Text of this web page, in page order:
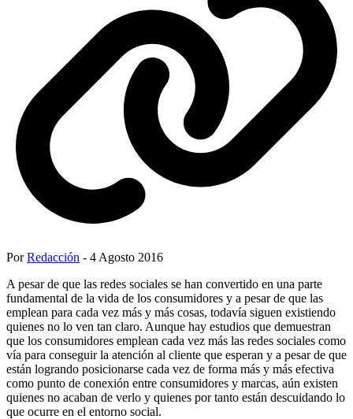
PorRedacción - 4 Agosto 2016
A pesar de que las redes sociales se han convertido en una parte
fundamental de la vida de los consumidores y a pesar de que las
emplean para cada vez más y más cosas, todavía siguen existiendo
quienes no lo ven tan claro. Aunque hay estudios que demuestran
que los consumidores emplean cada vez más las redes sociales como
vía para conseguir la atención al cliente que esperan y a pesar de que
están logrando posicionarse cada vez de forma más y más efectiva
como punto de conexión entre consumidores y marcas, aún existen
quienes no acaban de verlo y quienes por tanto están descuidando lo
que ocurre en el entorno social.